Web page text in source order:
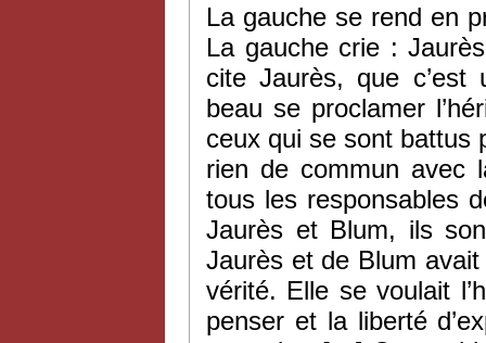
La gauche se rend en
La gauche crie :
cite Jaurès, que c’est
beau se proclamer
ceux qui se sont battus
rien de commun
tous les responsables
Jaurès et Blum, ils
Jaurès et de Blum
vérité. Elle se voulait
penser et la liberté